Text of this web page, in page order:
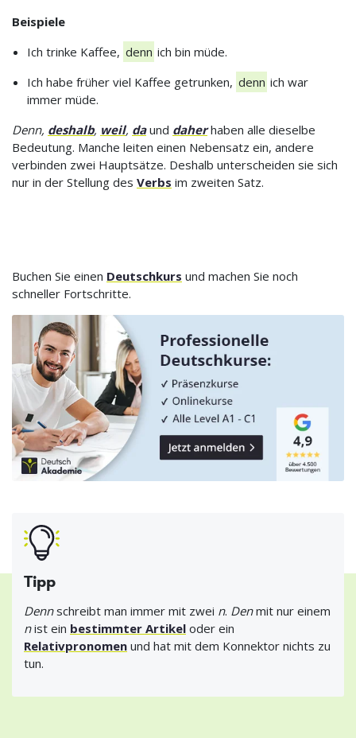
Beispiele
Ich trinke Kaffee, denn ich bin müde.
Ich habe früher viel Kaffee getrunken, denn ich war
immer müde.
Denn, deshalb, weil, daund daherhaben alle dieselbe
Bedeutung. Manche leiten einen Nebensatz ein, andere
verbinden zwei Hauptsätze. Deshalb unterscheiden sie sich
nur in der Stellung des Verbs im zweiten Satz.
Buchen Sie einen Deutschkurs und machen Sie noch
schneller Fortschritte.
Tipp
Dennschreibt man immer mit zwei n. Denmit nur einem
nist ein bestimmter Artikel oder ein
Relativpronomen und hat mit dem Konnektor nichts zu
tun.